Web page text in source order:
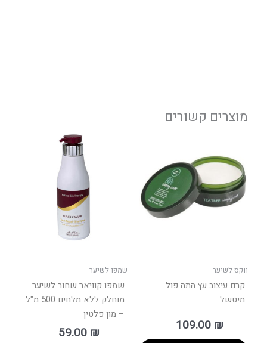
מוצרים קשורים
ווקס לשיער
קרם עיצוב עץ התה פול
מיטשל
109.00 ₪
שמפו לשיער
שמפו קוויאר שחור לשיער
מוחלק ללא מלחים 500 מ"ל
– מון פלטין
59.00 ₪